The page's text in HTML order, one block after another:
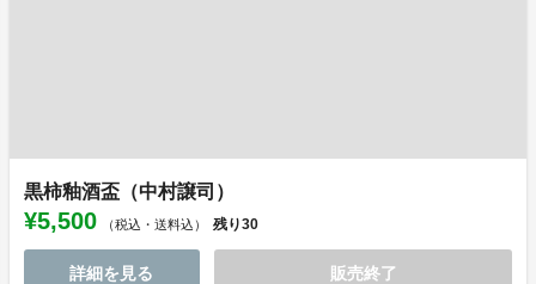
黒柿釉酒盃（中村譲司）
¥5,500 （税込・送料込） 残り30
詳細を見る 販売終了